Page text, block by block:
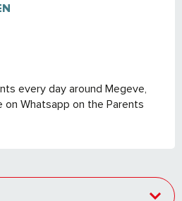
every day around Megeve,
Whatsapp on the Parents